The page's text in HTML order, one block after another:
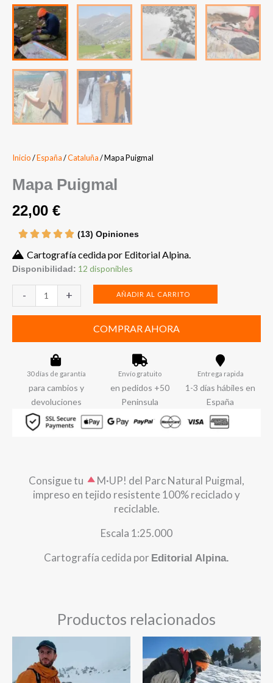
Inicio/España/Cataluña/ Mapa Puigmal
Mapa Puigmal
22,00 €
(13) Opiniones
Cartografía cedida por Editorial Alpina.
Disponibilidad: 12 disponibles
-
Mapa
cantidad
+ AÑADIR AL CARRITO
COMPRAR AHORA
30 días de garantía
para cambios y
devoluciones
Envío gratuito
en pedidos +50
Peninsula
Entrega rapida
1-3 días hábiles en
España
Consigue tu
​M·UP! del Parc Natural Puigmal,
impreso en tejido resistente 100% reciclado y
reciclable.
Escala 1:25.000
Cartografía cedida por Editorial Alpina.
Productos relacionados